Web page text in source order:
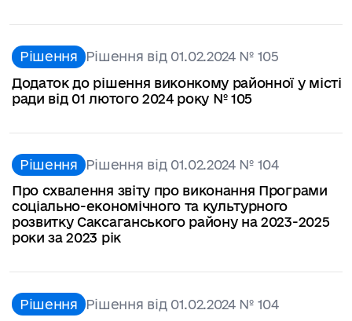
Рішення Рішення від 01.02.2024 № 105
Додаток до рішення виконкому районної у місті
ради від 01 лютого 2024 року № 105
Рішення Рішення від 01.02.2024 № 104
Про схвалення звіту про виконання Програми
соціально-економічного та культурного
розвитку Саксаганського району на 2023-2025
роки за 2023 рік
Рішення Рішення від 01.02.2024 № 104